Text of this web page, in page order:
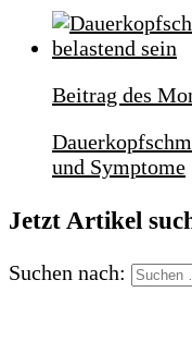
Beitrag des
und Symptome
Jetzt Artikel
Suchen nach: